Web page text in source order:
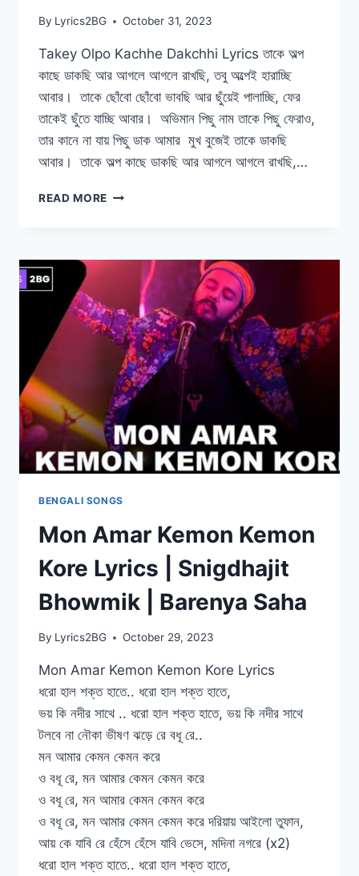
By Lyrics2BG October 31, 2023
Takey Olpo Kachhe Dakchhi Lyrics তাকে অল্প
কাছে ডাকছি আর আগলে আগলে রাখছি, তবু অল্পেই হারাচ্ছি
আবার। তাকে ছোঁবো ছোঁবো ভাবছি আর ছুঁয়েই পালাচ্ছি, ফের
তাকেই ছুঁতে যাচ্ছি আবার। অভিমান পিছু নাম তাকে পিছু ফেরাও,
তার কানে না যায় পিছু ডাক আমার মুখ বুজেই তাকে ডাকছি
আবার। তাকে অল্প কাছে ডাকছি আর আগলে আগলে রাখছি,…
READ MORE TAKEY
LYRICS
অল্প
কাছে
ডাকছি
PREM
TAME
|
MAHTIM
SHAKIB
BENGALI SONGS
Mon Amar Kemon Kemon
Kore Lyrics | Snigdhajit
Bhowmik | Barenya Saha
By Lyrics2BG October 29, 2023
Mon Amar Kemon Kemon Kore Lyrics
ধরো হাল শক্ত হাতে.. ধরো হাল শক্ত হাতে,
ভয় কি নদীর সাথে .. ধরো হাল শক্ত হাতে, ভয় কি নদীর সাথে
টলবে না নৌকা ভীষণ ঝড়ে রে বধূ রে..
মন আমার কেমন কেমন করে
ও বধূ রে, মন আমার কেমন কেমন করে
ও বধূ রে, মন আমার কেমন কেমন করে
ও বধূ রে, মন আমার কেমন কেমন করে দরিয়ায় আইলো তুফান,
আয় কে যাবি রে হেঁসে হেঁসে যাবি ভেসে, মদিনা নগরে (x2)
ধরো হাল শক্ত হাতে.. ধরো হাল শক্ত হাতে,